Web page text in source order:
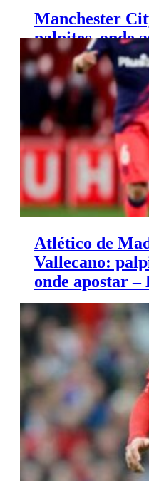
Manchester
palpites, onde
apostar –
Atlético de
Vallecano:
onde apostar
Saiba onde apostar e
Atlético de Madrid x